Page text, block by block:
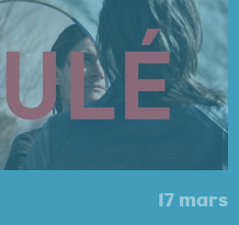
17 mars